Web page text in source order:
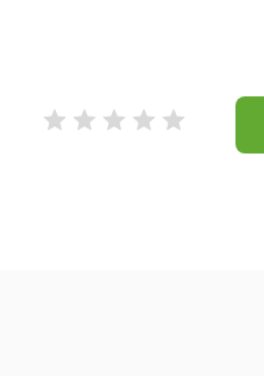
XML Project Designer;